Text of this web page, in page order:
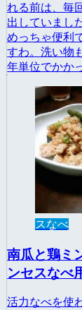
れる前は、毎
出していまし
めっちゃ便利
すわ。洗い物
年単位でかか
スなべ
南瓜と鶏ミ
ンセスなべ
活力なべを使